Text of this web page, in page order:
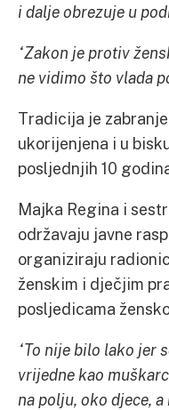
i dalje obrezuje u
“Zakon je protiv
ne vidimo što vlada
Tradicija je
ukorijenjena i u
posljednjih 10
Majka Regina i
održavaju javne
organiziraju
ženskim i dječjim
posljedicama
“To nije bilo lako jer
vrijedne kao
na polju, oko djece,